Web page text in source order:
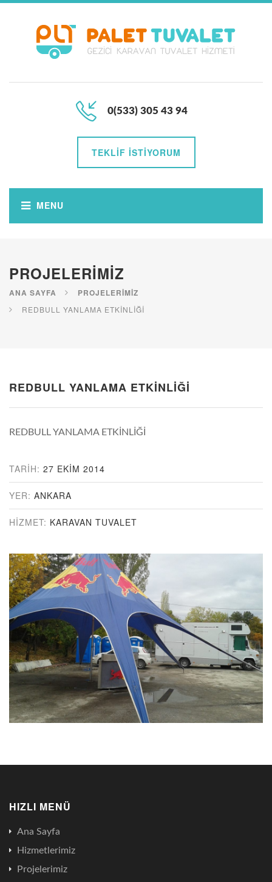
0(533) 305 43 94
TEKLIF İSTIYORUM
PROJELERIMIZ
ANA SAYFA PROJELERIMIZ
REDBULL YANLAMA ETKİNLİĞİ
REDBULL YANLAMA ETKİNLİĞİ
REDBULL YANLAMA ETKİNLİĞİ
TARIH: 27 EKIM 2014
YER: ANKARA
HIZMET: KARAVAN TUVALET
HIZLI MENÜ
Ana Sayfa
Hizmetlerimiz
Projelerimiz